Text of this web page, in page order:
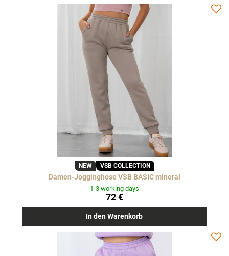
NEW VSB COLLECTION
Damen-Jogginghose VSB BASIC mineral
1-3 working days
72 €
In den Warenkorb